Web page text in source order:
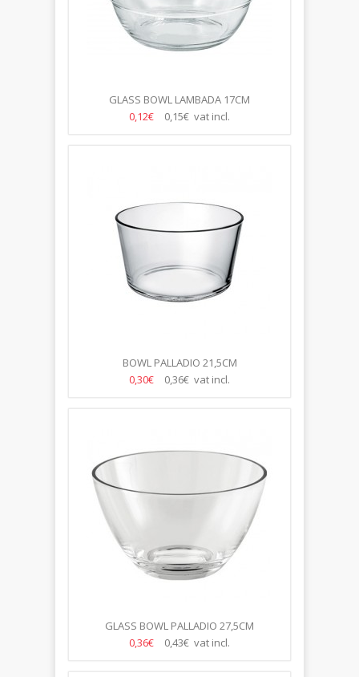
GLASS BOWL LAMBADA 17CM
0,12€
0,15€ vat incl.
BOWL PALLADIO 21,5CM
0,30€
0,36€ vat incl.
GLASS BOWL PALLADIO 27,5CM
0,36€
0,43€ vat incl.